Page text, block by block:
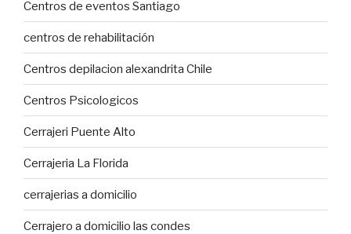
Centros de eventos Santiago
centros de rehabilitación
Centros depilacion alexandrita Chile
Centros Psicologicos
Cerrajeri Puente Alto
Cerrajeria La Florida
cerrajerias a domicilio
Cerrajero a domicilio las condes